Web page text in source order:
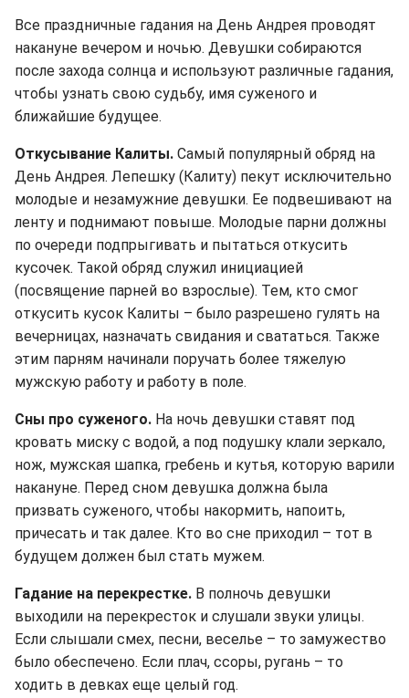
Все праздничные гадания на День Андрея проводят
накануне вечером и ночью. Девушки собираются
после захода солнца и используют различные гадания,
чтобы узнать свою судьбу, имя суженого и
ближайшие будущее.
Откусывание Калиты. Самый популярный обряд на
День Андрея. Лепешку (Калиту) пекут исключительно
молодые и незамужние девушки. Ее подвешивают на
ленту и поднимают повыше. Молодые парни должны
по очереди подпрыгивать и пытаться откусить
кусочек. Такой обряд служил инициацией
(посвящение парней во взрослые). Тем, кто смог
откусить кусок Калиты – было разрешено гулять на
вечерницах, назначать свидания и свататься. Также
этим парням начинали поручать более тяжелую
мужскую работу и работу в поле.
Сны про суженого. На ночь девушки ставят под
кровать миску с водой, а под подушку клали зеркало,
нож, мужская шапка, гребень и кутья, которую варили
накануне. Перед сном девушка должна была
призвать суженого, чтобы накормить, напоить,
причесать и так далее. Кто во сне приходил – тот в
будущем должен был стать мужем.
Гадание на перекрестке. В полночь девушки
выходили на перекресток и слушали звуки улицы.
Если слышали смех, песни, веселье – то замужество
было обеспечено. Если плач, ссоры, ругань – то
ходить в девках еще целый год.